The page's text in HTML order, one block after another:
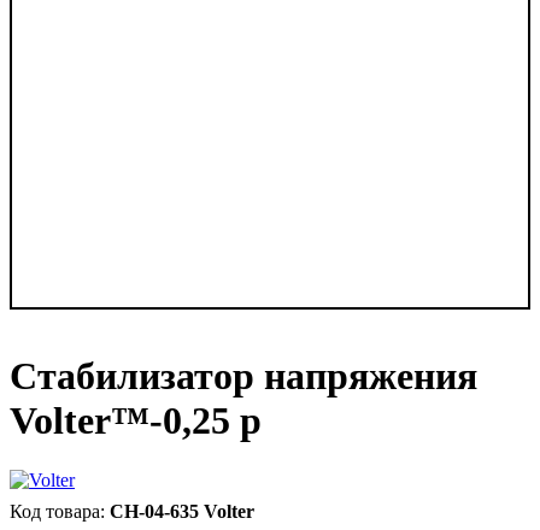
Стабилизатор напряжения
Volter™-0,25 р
СН-04-635 Volter